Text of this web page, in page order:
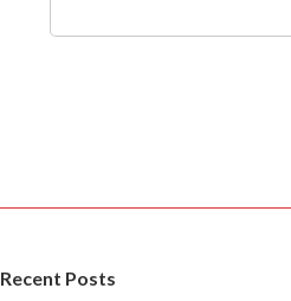
Recent Posts